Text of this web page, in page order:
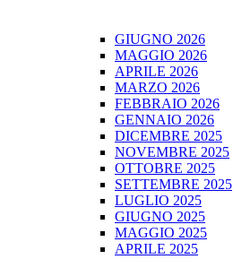
GIUGNO 2026
MAGGIO 2026
APRILE 2026
MARZO 2026
FEBBRAIO 2026
GENNAIO 2026
DICEMBRE 2025
NOVEMBRE 2025
OTTOBRE 2025
SETTEMBRE 2025
LUGLIO 2025
GIUGNO 2025
MAGGIO 2025
APRILE 2025